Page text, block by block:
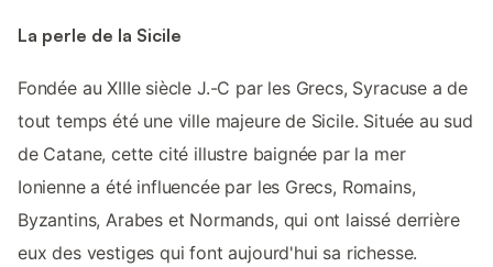
La perle de la Sicile
Fondée au XIIIe siècle J.-C par les Grecs, Syracuse a de
tout temps été une ville majeure de Sicile. Située au sud
de Catane, cette cité illustre baignée par la mer
Ionienne a été influencée par les Grecs, Romains,
Byzantins, Arabes et Normands, qui ont laissé derrière
eux des vestiges qui font aujourd'hui sa richesse.